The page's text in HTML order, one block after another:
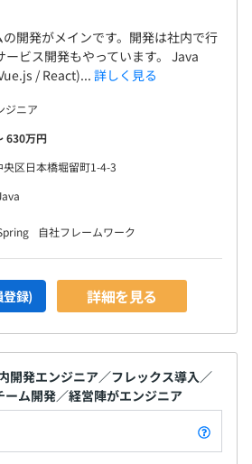
開発がメインです。開発は社内で行
ービス開発もやっています。 Java
/ React)... 詳しく見る
ジニア
630万円
央区日本橋堀留町1-4-3
自社フレームワーク
録) 詳細を見る
開発エンジニア／フレックス導入／
ム開発／経営陣がエンジニア